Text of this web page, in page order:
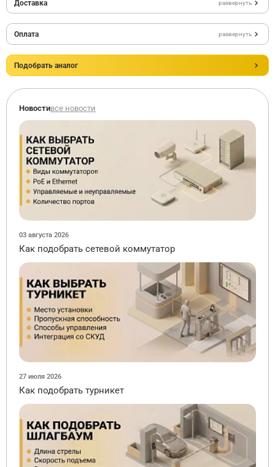
Доставка развернуть
Оплата развернуть
Подобрать аналог
Новостивсе новости
03 августа 2026
Как подобрать сетевой коммутатор
27 июля 2026
Как подобрать турникет